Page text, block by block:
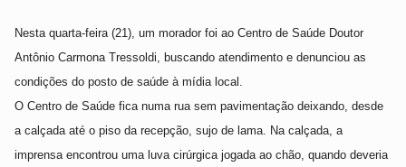
Nesta quarta-feira (21), um morador foi ao Centro de Saúde Doutor
Antônio Carmona Tressoldi, buscando atendimento e denunciou as
condições do posto de saúde à mídia local.
O Centro de Saúde fica numa rua sem pavimentação deixando, desde
a calçada até o piso da recepção, sujo de lama. Na calçada, a
imprensa encontrou uma luva cirúrgica jogada ao chão, quando deveria